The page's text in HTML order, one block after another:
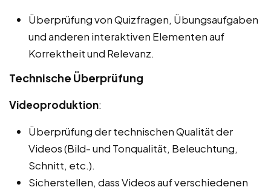
Überprüfung von Quizfragen, Übungsaufgaben
und anderen interaktiven Elementen auf
Korrektheit und Relevanz.
Technische Überprüfung
Videoproduktion:
Überprüfung der technischen Qualität der
Videos (Bild- und Tonqualität, Beleuchtung,
Schnitt, etc.).
Sicherstellen, dass Videos auf verschiedenen